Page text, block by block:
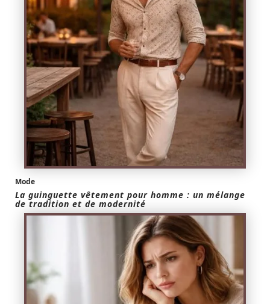
Mode
La guinguette vêtement pour homme : un mélange
de tradition et de modernité